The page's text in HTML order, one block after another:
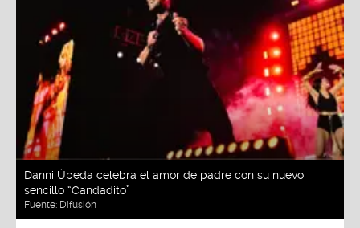
Danni Úbeda celebra el amor de padre con su nuevo
sencillo “Candadito”
Fuente: Difusión